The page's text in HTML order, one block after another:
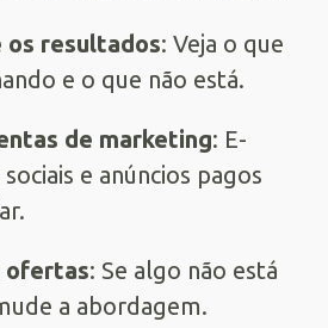
os resultados: Veja o que
e o que não está.
de marketing: E-
e anúncios pagos
ofertas: Se algo não está
a abordagem.